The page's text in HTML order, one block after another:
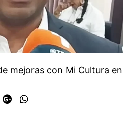
mejoras con Mi Cultura en